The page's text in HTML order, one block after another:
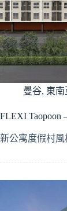
曼谷, 東南
FLEXI Taopoon
新公寓度假村